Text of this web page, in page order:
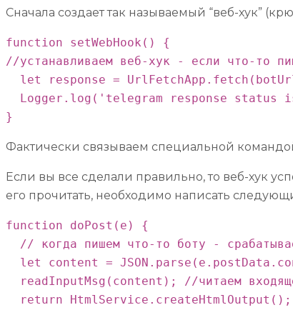
Сначала создает так называемый “веб-хук”
function setWebHook() {
//устанавливаем веб-хук - если что-то
let response =
Logger.log('telegram response status
}
Фактически связываем специальной командой
Если вы все сделали правильно, то веб-хук
его прочитать, необходимо написать
function doPost(e) {
// когда пишем что-то боту -
let content =
readInputMsg(content); //читаем
  return HtmlService.createHtmlOutput();